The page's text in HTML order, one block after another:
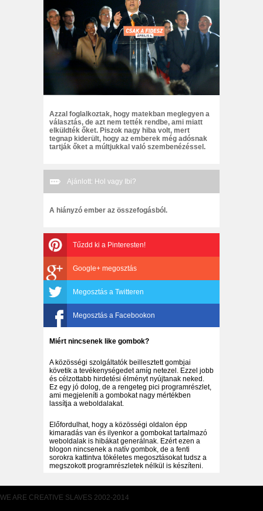
Azzal foglalkoztak, hogy matekban meglegyen a
választás, de azt nem tették rendbe, ami miatt
elküldték őket. Piszok nagy hiba volt, mert
tegnap kiderült, hogy az emberek még adósnak
tartják őket a múltjukkal való szembenézéssel.
Ajánlott: Hol vagy Ibi?
A hiányzó ember az összefogásból.
Tűzdd ki a Pinteresten!
Google+ megosztás
Megosztás a Twitteren
Megosztás a Facebookon
Miért nincsenek like gombok?
A közösségi szolgáltatók beillesztett gombjai
követik a tevékenységedet amíg netezel. Ezzel jobb
és célzottabb hirdetési élményt nyújtanak neked.
Ez egy jó dolog, de a rengeteg pici programrészlet,
ami megjeleníti a gombokat nagy mértékben
lassítja a weboldalakat.
Előfordulhat, hogy a közösségi oldalon épp
kimaradás van és ilyenkor a gombokat tartalmazó
weboldalak is hibákat generálnak. Ezért ezen a
blogon nincsenek a natív gombok, de a fenti
sorokra kattintva tökéletes megosztásokat tudsz a
megszokott programrészletek nélkül is készíteni.
WE ARE CREATIVE SLAVES 2002-2014